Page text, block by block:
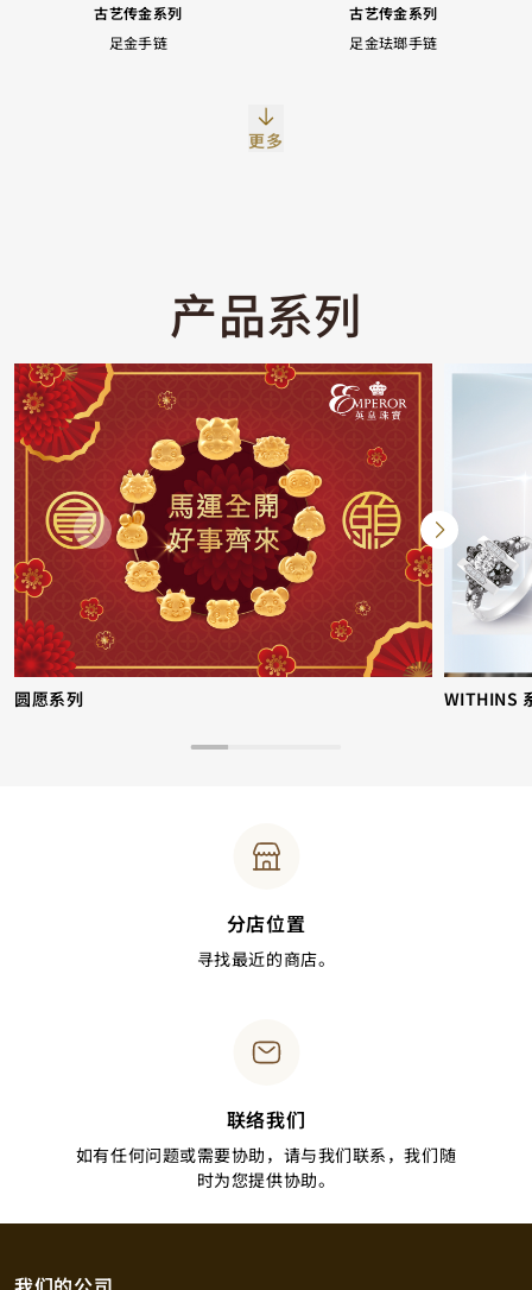
古艺传金系列
足金手链
古艺传金系列
足金珐瑯手链
更多
产品系列
圆愿系列 WITHINS
分店位置
寻找最近的商店。
联络我们
如有任何问题或需要协助，请与我们联系，我们随
时为您提供协助。